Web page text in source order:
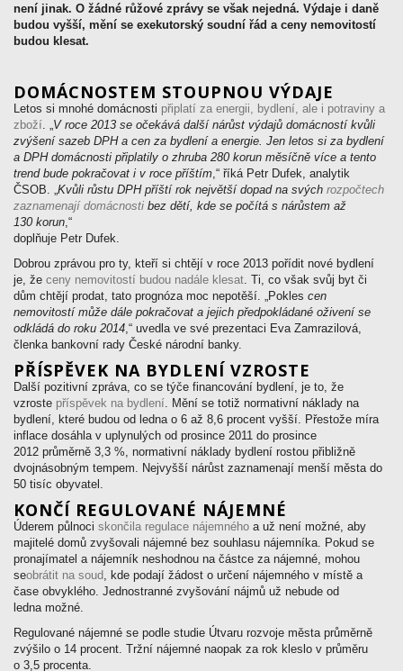
není jinak. O žádné růžové zprávy se však nejedná. Výdaje i daně
budou vyšší, mění se exekutorský soudní řád a ceny nemovitostí
budou klesat.
DOMÁCNOSTEM STOUPNOU VÝDAJE
Letos si mnohé domácnosti připlatí za energii, bydlení, ale i potraviny a
zboží. „V roce 2013 se očekává další nárůst výdajů domácností kvůli
zvýšení sazeb DPH a cen za bydlení a energie. Jen letos si za bydlení
a DPH domácnosti připlatily o zhruba 280 korun měsíčně více a tento
trend bude pokračovat i v roce příštím,“ říká Petr Dufek, analytik
ČSOB. „Kvůli růstu DPH příští rok největší dopad na svých rozpočtech
zaznamenají domácnosti bez dětí, kde se počítá s nárůstem až
130 korun,“
doplňuje Petr Dufek.
Dobrou zprávou pro ty, kteří si chtějí v roce 2013 pořídit nové bydlení
je, že ceny nemovitostí budou nadále klesat. Ti, co však svůj byt či
dům chtějí prodat, tato prognóza moc nepotěší. „Pokles cen
nemovitostí může dále pokračovat a jejich předpokládané oživení se
odkládá do roku 2014,“ uvedla ve své prezentaci Eva Zamrazilová,
členka bankovní rady České národní banky.
PŘÍSPĚVEK NA BYDLENÍ VZROSTE
Další pozitivní zpráva, co se týče financování bydlení, je to, že
vzroste příspěvek na bydlení. Mění se totiž normativní náklady na
bydlení, které budou od ledna o 6 až 8,6 procent vyšší. Přestože míra
inflace dosáhla v uplynulých od prosince 2011 do prosince
2012 průměrně 3,3 %, normativní náklady bydlení rostou přibližně
dvojnásobným tempem. Nejvyšší nárůst zaznamenají menší města do
50 tisíc obyvatel.
KONČÍ REGULOVANÉ NÁJEMNÉ
Úderem půlnoci skončila regulace nájemného a už není možné, aby
majitelé domů zvyšovali nájemné bez souhlasu nájemníka. Pokud se
pronajímatel a nájemník neshodnou na částce za nájemné, mohou
seobrátit na soud, kde podají žádost o určení nájemného v místě a
čase obvyklého. Jednostranné zvyšování nájmů už nebude od
ledna možné.
Regulované nájemné se podle studie Útvaru rozvoje města průměrně
zvýšilo o 14 procent. Tržní nájemné naopak za rok kleslo v průměru
o 3,5 procenta.